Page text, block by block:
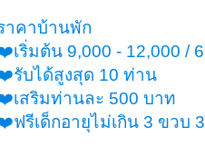
าคาบ้านพัก
เริ่มต้น 9,000 - 12,000 /
รับได้สูงสุด 10 ท่าน
เสริมท่านละ 500 บาท
ฟรีเด็กอายุไม่เกิน 3 ขวบ